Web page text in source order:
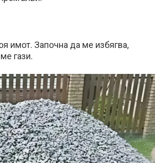
имот. Започна да ме избягва,
гази.